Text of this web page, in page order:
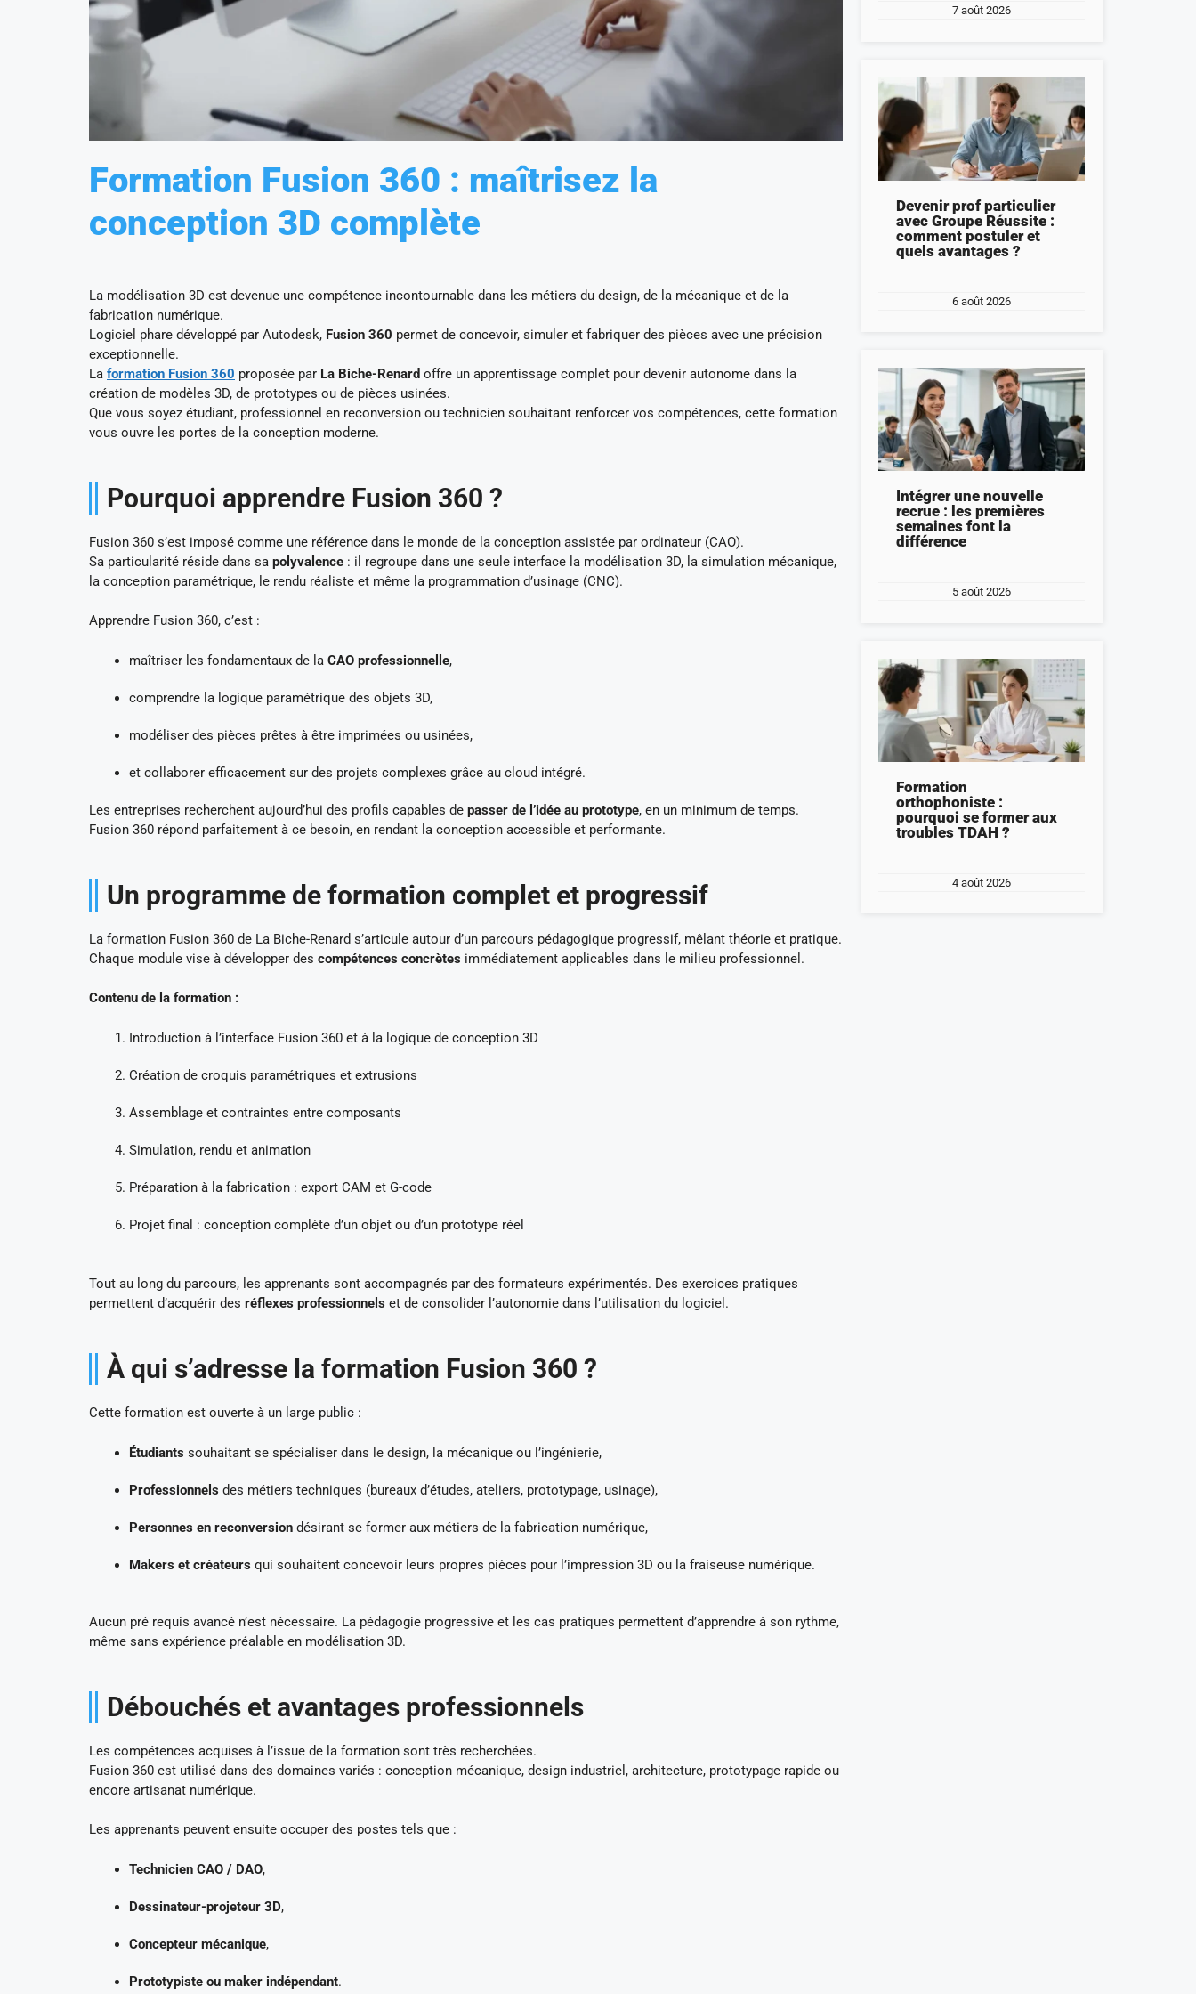
Formation Fusion 360 : maîtrisez la
conception 3D complète
La modélisation 3D est devenue une compétence incontournable dans les métiers du design, de la mécanique et de la
fabrication numérique.
Logiciel phare développé par Autodesk, Fusion 360 permet de concevoir, simuler et fabriquer des pièces avec une précision
exceptionnelle.
La formation Fusion 360 proposée par La Biche-Renard offre un apprentissage complet pour devenir autonome dans la
création de modèles 3D, de prototypes ou de pièces usinées.
Que vous soyez étudiant, professionnel en reconversion ou technicien souhaitant renforcer vos compétences, cette formation
vous ouvre les portes de la conception moderne.
Pourquoi apprendre Fusion 360 ?
Fusion 360 s’est imposé comme une référence dans le monde de la conception assistée par ordinateur (CAO).
Sa particularité réside dans sa polyvalence : il regroupe dans une seule interface la modélisation 3D, la simulation mécanique,
la conception paramétrique, le rendu réaliste et même la programmation d’usinage (CNC).
Apprendre Fusion 360, c’est :
maîtriser les fondamentaux de la CAO professionnelle,
comprendre la logique paramétrique des objets 3D,
modéliser des pièces prêtes à être imprimées ou usinées,
et collaborer efficacement sur des projets complexes grâce au cloud intégré.
Les entreprises recherchent aujourd’hui des profils capables de passer de l’idée au prototype, en un minimum de temps.
Fusion 360 répond parfaitement à ce besoin, en rendant la conception accessible et performante.
Un programme de formation complet et progressif
La formation Fusion 360 de La Biche-Renard s’articule autour d’un parcours pédagogique progressif, mêlant théorie et pratique.
Chaque module vise à développer des compétences concrètes immédiatement applicables dans le milieu professionnel.
Contenu de la formation :
Introduction à l’interface Fusion 360 et à la logique de conception 3D
Création de croquis paramétriques et extrusions
Assemblage et contraintes entre composants
Simulation, rendu et animation
Préparation à la fabrication : export CAM et G-code
Projet final : conception complète d’un objet ou d’un prototype réel
Tout au long du parcours, les apprenants sont accompagnés par des formateurs expérimentés. Des exercices pratiques
permettent d’acquérir des réflexes professionnels et de consolider l’autonomie dans l’utilisation du logiciel.
À qui s’adresse la formation Fusion 360 ?
Cette formation est ouverte à un large public :
Étudiants souhaitant se spécialiser dans le design, la mécanique ou l’ingénierie,
Professionnels des métiers techniques (bureaux d’études, ateliers, prototypage, usinage),
Personnes en reconversion désirant se former aux métiers de la fabrication numérique,
Makers et créateurs qui souhaitent concevoir leurs propres pièces pour l’impression 3D ou la fraiseuse numérique.
Aucun pré requis avancé n’est nécessaire. La pédagogie progressive et les cas pratiques permettent d’apprendre à son rythme,
même sans expérience préalable en modélisation 3D.
Débouchés et avantages professionnels
Les compétences acquises à l’issue de la formation sont très recherchées.
Fusion 360 est utilisé dans des domaines variés : conception mécanique, design industriel, architecture, prototypage rapide ou
encore artisanat numérique.
Les apprenants peuvent ensuite occuper des postes tels que :
Technicien CAO / DAO,
Dessinateur-projeteur 3D,
Concepteur mécanique,
Prototypiste ou maker indépendant.
7 août 2026
Devenir prof particulier
avec Groupe Réussite :
comment postuler et
quels avantages ?
6 août 2026
Intégrer une nouvelle
recrue : les premières
semaines font la
différence
5 août 2026
Formation
orthophoniste :
pourquoi se former aux
troubles TDAH ?
4 août 2026